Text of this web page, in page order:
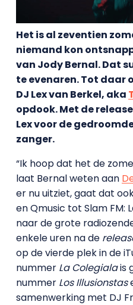
Het is al zeventien
niemand kon
van Jody Bernal. Dat
te evenaren. Tot daar
DJ Lex van Berkel, aka
opdook. Met de
Lex voor de
zanger.
“Ik hoop dat het de
laat Bernal weten aan
er nu uitziet, gaat dat
en Qmusic tot Slam FM:
naar de grote
enkele uren na de
op de vierde plek in de
nummer La Colegialais
nummer Los Illusionstas
samenwerking met DJ